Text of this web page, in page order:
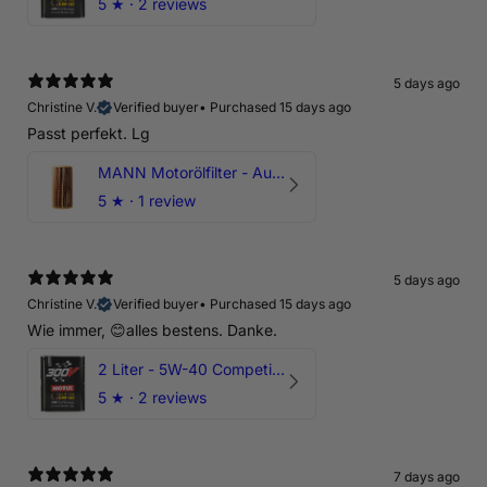
5 ★ · 2 reviews
5 days ago
Christine V.
Verified buyer• Purchased 15 days ago
Passt perfekt. Lg
MANN Motorölfilter - Audi RS3 TTRS RSQ3 VZ5 - DAZ DNW
5 ★ · 1 review
5 days ago
Christine V.
Verified buyer• Purchased 15 days ago
Wie immer, 😊alles bestens. Danke.
2 Liter - 5W-40 Competition 300V Motul Motoröl
5 ★ · 2 reviews
7 days ago